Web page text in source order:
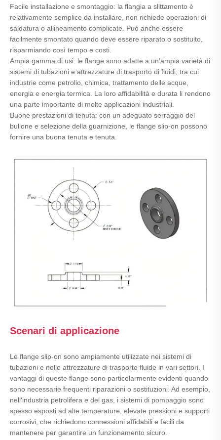
Facile installazione e smontaggio: la flangia a slittamento è
relativamente semplice da installare, non richiede operazioni di
saldatura o allineamento complicate. Può anche essere
facilmente smontato quando deve essere riparato o sostituito,
risparmiando così tempo e costi.
Ampia gamma di usi: le flange sono adatte a un'ampia varietà di
sistemi di tubazioni e attrezzature di trasporto di fluidi, tra cui
industrie come petrolio, chimica, trattamento delle acque,
energia e energia termica. La loro affidabilità e durata li rendono
una parte importante di molte applicazioni industriali.
Buone prestazioni di tenuta: con un adeguato serraggio del
bullone e selezione della guarnizione, le flange slip-on possono
fornire una buona tenuta e tenuta.
Scenari di applicazione
Le flange slip-on sono ampiamente utilizzate nei sistemi di
tubazioni e nelle attrezzature di trasporto fluide in vari settori. I
vantaggi di queste flange sono particolarmente evidenti quando
sono necessarie frequenti riparazioni o sostituzioni. Ad esempio,
nell'industria petrolifera e del gas, i sistemi di pompaggio sono
spesso esposti ad alte temperature, elevate pressioni e supporti
corrosivi, che richiedono connessioni affidabili e facili da
mantenere per garantire un funzionamento sicuro.